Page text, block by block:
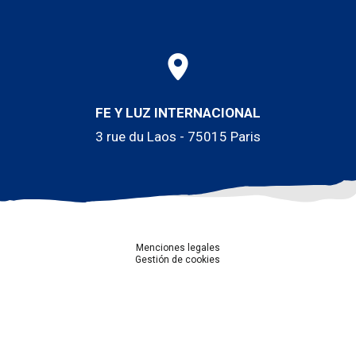
FE Y LUZ INTERNACIONAL
3 rue du Laos - 75015 Paris
Menciones legales
Gestión de cookies